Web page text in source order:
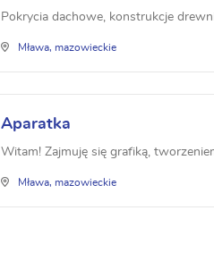
Pokrycia dachowe, konstrukcje
Mława, mazowieckie
Aparatka
Witam! Zajmuję się grafiką,
Mława, mazowieckie